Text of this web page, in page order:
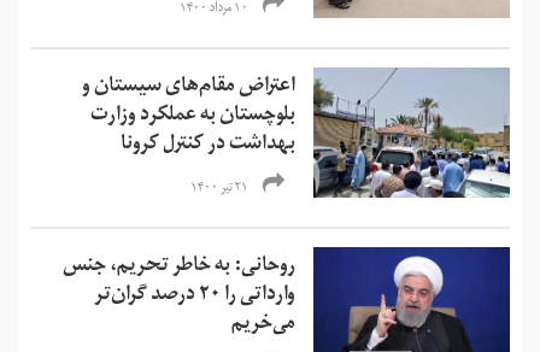
۱۰ مرداد ۱۴۰۰
اعتراض‌ مقام‌های سیستان و
بلوچستان به عملکرد وزارت
بهداشت در کنترل کرونا
۲۱ تیر ۱۴۰۰
روحانی: به خاطر تحریم، جنس‌
وارداتی را ۲۰ درصد گران‌تر
می‌خریم